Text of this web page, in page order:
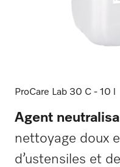
ProCare Lab 30 C - 10 l
Agent
nettoyage doux
d’ustensiles et